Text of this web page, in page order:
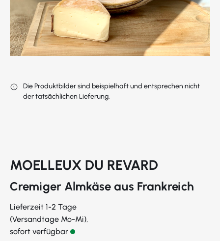
Die Produktbilder sind beispielhaft und entsprechen nicht
der tatsächlichen Lieferung.
MOELLEUX DU REVARD
Cremiger Almkäse aus Frankreich
Lieferzeit 1-2 Tage
(Versandtage Mo-Mi),
sofort verfügbar